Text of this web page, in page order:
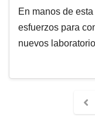
En manos de
esfuerzos para
nuevos